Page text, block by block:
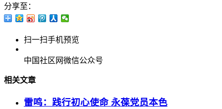
分享至：
扫一扫手机预览
中国社区网微信公众号
相关文章
雷鸣：践行初心使命 永葆党员本色